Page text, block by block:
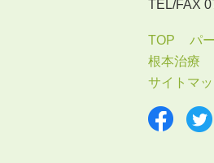
TEL/FAX
TOP パ
根本治療
サイトマ